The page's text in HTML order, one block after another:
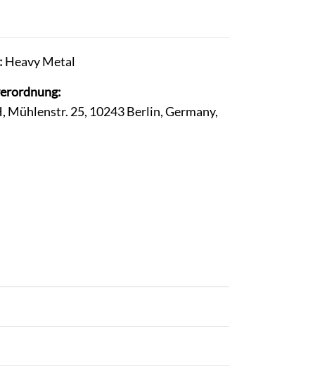
Heavy Metal
25, 10243 Berlin, Germany,